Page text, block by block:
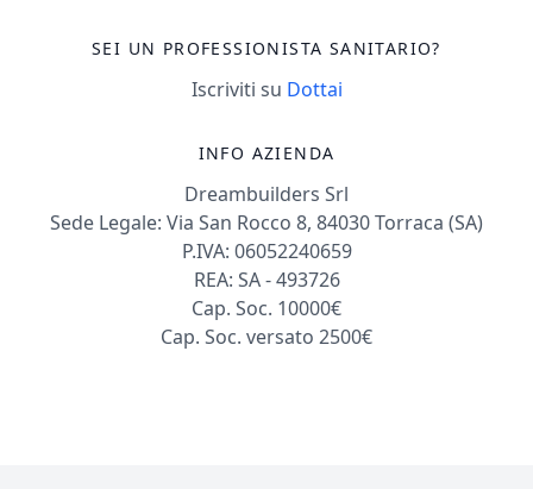
SEI UN PROFESSIONISTA SANITARIO?
Iscriviti su Dottai
INFO AZIENDA
Dreambuilders Srl
Sede Legale: Via San Rocco 8, 84030 Torraca (SA)
P.IVA: 06052240659
REA: SA - 493726
Cap. Soc. 10000€
Cap. Soc. versato 2500€